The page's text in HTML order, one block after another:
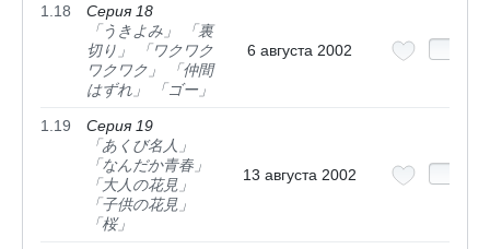
1.18
Серия 18
「うきよみ」 「裏
切り」 「ワクワク
ワクワク」 「仲間
はずれ」 「ゴー」
6 августа 2002
1.19
Серия 19
「あくび名人」
「なんだか青春」
「大人の花見」
「子供の花見」
「桜」
13 августа 2002